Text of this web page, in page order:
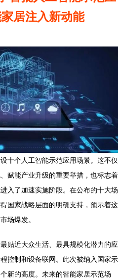
居注入新动能
十个人工智能示范应用场景。这不仅
赋能产业升级的重要举措，也标志着
入了加速实施阶段。在公布的十大场
国家战略层面的明确支持，预示着这
场爆发。
贴近大众生活、最具规模化潜力的应
控制和设备联网。此次被纳入国家示
新的高度。未来的智能家居示范场